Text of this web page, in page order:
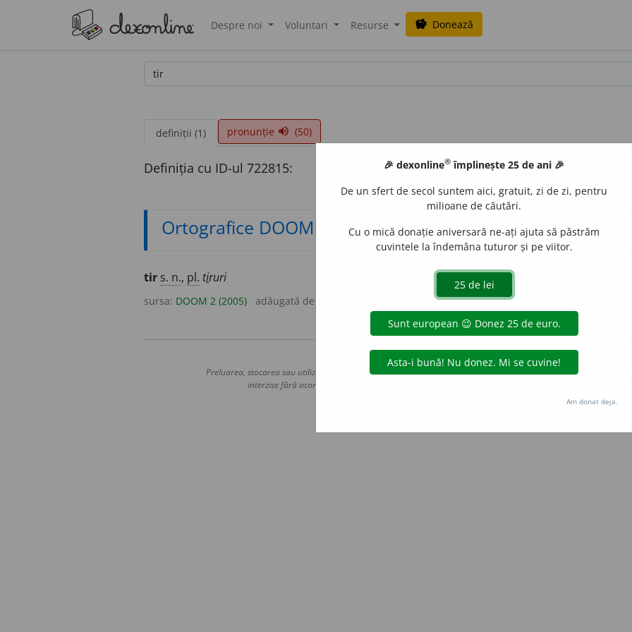
Despre noi Voluntari Resurse savings Donează
definiții (1) pronunție volume_up (50)
Definiția cu ID-ul 722815:
Ortografice DOOM
tir s. n., pl. tiruri
sursa: DOOM 2 (2005) adăugată de
Copyright © 2004-2026 dexonline (https://dexonline.ro)
Preluarea, stocarea sau utilizarea datelor de pe acest site, inclusiv prin orice metode de extragere automată
interzise fără acordul nostru prealabil scris, cu excepția seturilor de date oferite oficial spre utilizare
Hosterion
🎉 dexonline® împlinește 25 de ani 🎉
De un sfert de secol suntem aici, gratuit, zi de zi, pentru
milioane de căutări.
Cu o mică donație aniversară ne-ați ajuta să păstrăm
cuvintele la îndemâna tuturor și pe viitor.
Am donat deja.